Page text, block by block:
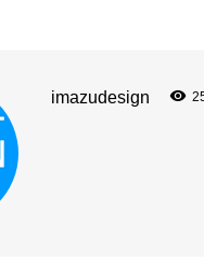
imazudesign